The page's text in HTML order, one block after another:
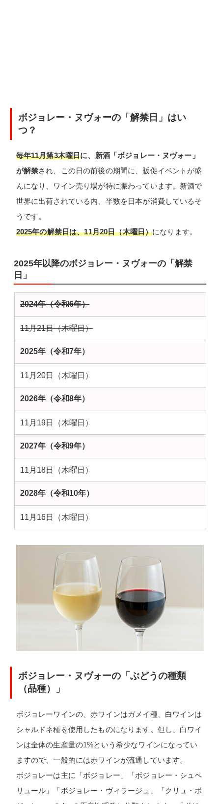
ボジョレー・ヌヴォーの「解禁日」はい
つ？
毎年11月第3木曜日に、新酒「ボジョレー・ヌヴォー」
が解禁され、この日の前後の期間に、販促イベントが盛
んになり、ワイン売り場が特に賑わっています。新酒で
世界に出荷されている内、半数を日本が消費しているそ
うです。
2025年の解禁日は、11月20日（木曜日）になります。
2025年以降のボジョレー・ヌヴォーの「解禁
日」
2024年（令和6年）
11月21日（木曜日）
2025年（令和7年）
11月20日（木曜日）
2026年（令和8年）
11月19日（木曜日）
2027年（令和9年）
11月18日（木曜日）
2028年（令和10年）
11月16日（木曜日）
ボジョレー・ヌヴォーの「ぶどうの種類
（品種）」
ボジョレーワインの、赤ワインはガメイ種、白ワインは
シャルドネ種を使用したものになります。但し、白ワイ
ンは全体の生産量の1%という希少なワインになってい
ますので、一般的には赤ワインが流通しています。
ボジョレーは主に「ボジョレー」「ボジョレー・シュペ
リュール」「ボジョレー・ヴィラージュ」「クリュ・ボ